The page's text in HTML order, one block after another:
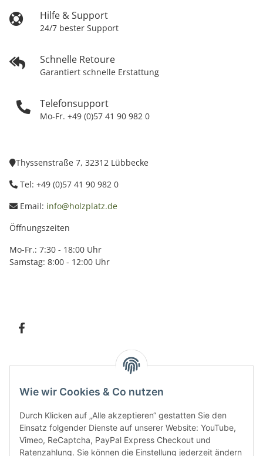
Hilfe & Support
24/7 bester Support
Schnelle Retoure
Garantiert schnelle Erstattung
Telefonsupport
Mo-Fr. +49 (0)57 41 90 982 0
Thyssenstraße 7, 32312 Lübbecke
Tel: +49 (0)57 41 90 982 0
Email: info@holzplatz.de
Öffnungszeiten
Mo-Fr.: 7:30 - 18:00 Uhr
Samstag: 8:00 - 12:00 Uhr
Wie wir Cookies & Co nutzen
Durch Klicken auf „Alle akzeptieren“ gestatten Sie den
Einsatz folgender Dienste auf unserer Website: YouTube,
Vimeo, ReCaptcha, PayPal Express Checkout und
Ratenzahlung. Sie können die Einstellung jederzeit ändern